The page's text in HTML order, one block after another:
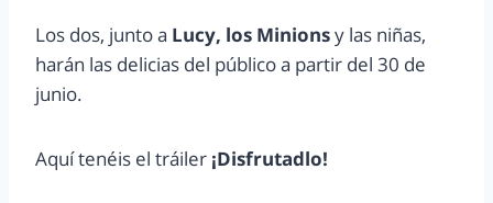
Los dos, junto a Lucy, los Minionsy las niñas,
harán las delicias del público a partir del 30 de
junio.
Aquí tenéis el tráiler ¡Disfrutadlo!